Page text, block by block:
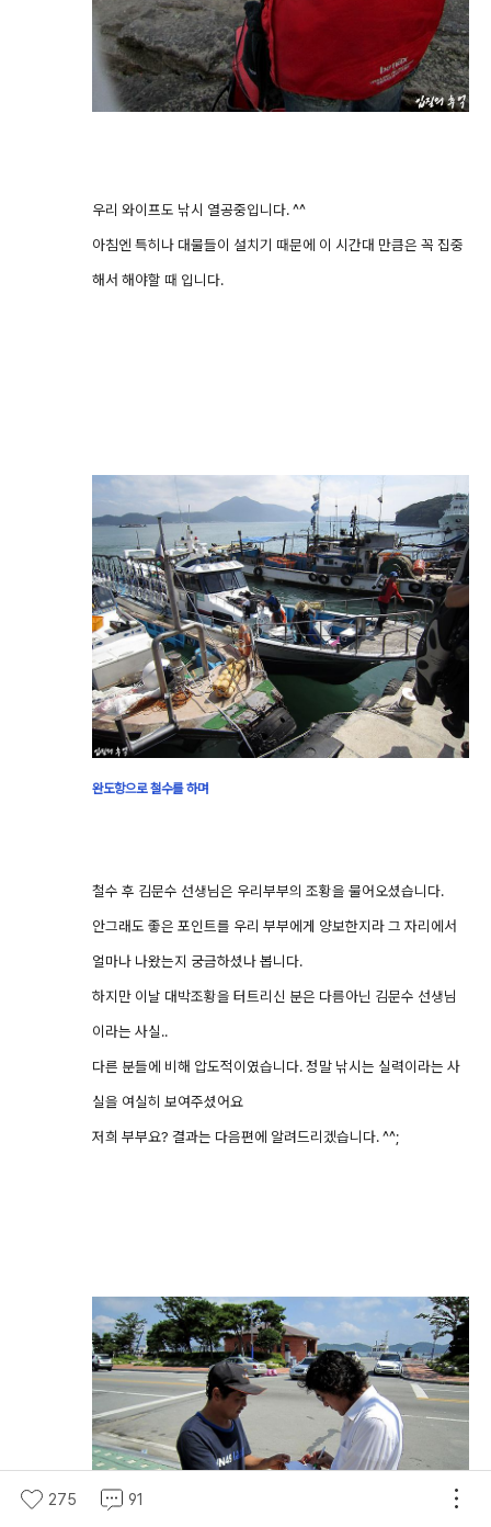
우리 와이프도 낚시 열공중입니다. ^^
아침엔 특히나 대물들이 설치기 때문에 이 시간대 만큼은 꼭 집중
해서 해야할 때 입니다.
완도항으로 철수를 하며
철수 후 김문수 선생님은 우리부부의 조황을 물어오셨습니다.
안그래도 좋은 포인트를 우리 부부에게 양보한지라 그 자리에서
얼마나 나왔는지 궁금하셨나 봅니다.
하지만 이날 대박조황을 터트리신 분은 다름아닌 김문수 선생님
이라는 사실..
다른 분들에 비해 압도적이였습니다. 정말 낚시는 실력이라는 사
실을 여실히 보여주셨어요
저희 부부요? 결과는 다음편에 알려드리겠습니다. ^^;
275 91